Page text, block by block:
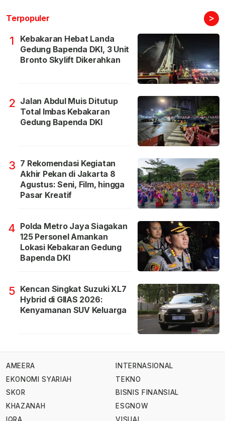
Terpopuler >
1
Kebakaran Hebat Landa
Gedung Bapenda DKI, 3 Unit
Bronto Skylift Dikerahkan
2 Jalan Abdul Muis Ditutup
Total Imbas Kebakaran
Gedung Bapenda DKI
3 7 Rekomendasi Kegiatan
Akhir Pekan di Jakarta 8
Agustus: Seni, Film, hingga
Pasar Kreatif
4 Polda Metro Jaya Siagakan
125 Personel Amankan
Lokasi Kebakaran Gedung
Bapenda DKI
5 Kencan Singkat Suzuki XL7
Hybrid di GIIAS 2026:
Kenyamanan SUV Keluarga
AMEERA
EKONOMI SYARIAH
SKOR
KHAZANAH
IQRA
INTERNASIONAL
TEKNO
BISNIS FINANSIAL
ESGNOW
VISUAL